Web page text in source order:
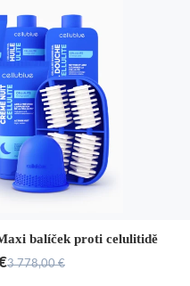
balíček proti celulitidě
3 778,00 €